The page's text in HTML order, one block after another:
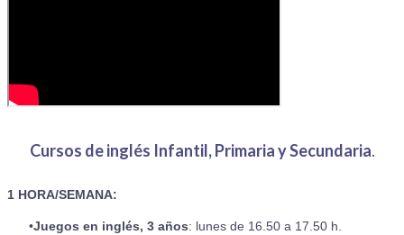
Cursos de inglés Infantil, Primaria y Secundaria.
1 HORA/SEMANA:
Juegos en inglés, 3 años: lunes de 16.50 a 17.50 h.